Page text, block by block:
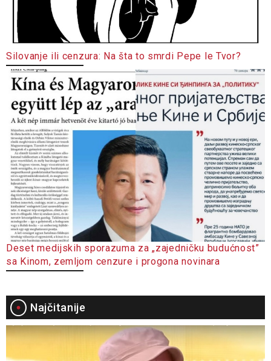
Silovanje ili cenzura: Na šta to smrdi Pepe le Tvor?
Deset medijskih sporazuma za „zajedničku budućnost”
sa Kinom, zemljom cenzure i progona novinara
Najčitanije